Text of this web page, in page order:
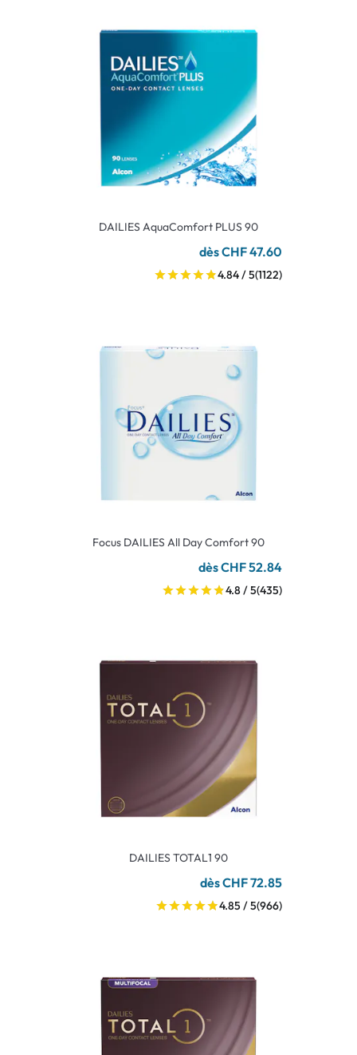
DAILIES AquaComfort PLUS 90
dès CHF 47.60
4.84 / 5(1122)
Focus DAILIES All Day Comfort 90
dès CHF 52.84
4.8 / 5(435)
DAILIES TOTAL1 90
dès CHF 72.85
4.85 / 5(966)